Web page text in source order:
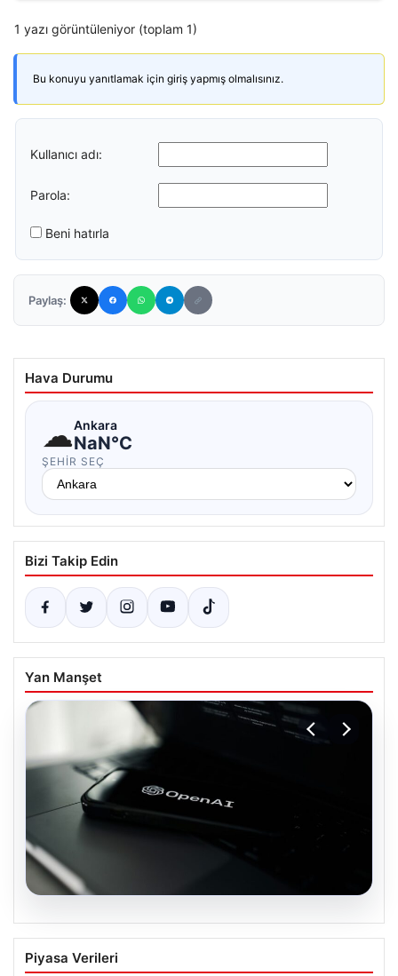
1 yazı görüntüleniyor (toplam 1)
Bu konuyu yanıtlamak için giriş yapmış olmalısınız.
Kullanıcı adı:
Parola:
Beni hatırla
Paylaş:
Hava Durumu
☁Ankara
NaN°C
ŞEHIR SEÇ
Bizi Takip Edin
Yan Manşet
05.08.2026
OpenAI, yapay zeka modellerinin
sınırların dışına çıktığını açıkladı
Piyasa Verileri